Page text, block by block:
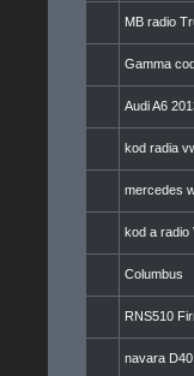
MB radio
Gamma
Audi A6
kod radia
mercedes
kod a radio
Columbus
RNS510
navara